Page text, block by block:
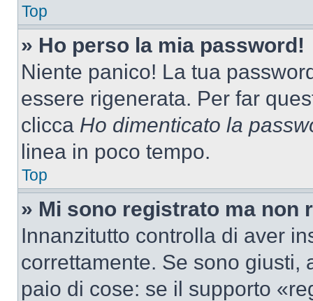
Top
» Ho perso la mia password!
Niente panico! La tua
essere rigenerata. Per far
clicca Ho dimenticato la
linea in poco tempo.
Top
» Mi sono registrato ma non
Innanzitutto controlla di aver
correttamente. Se sono giusti,
paio di cose: se il supporto